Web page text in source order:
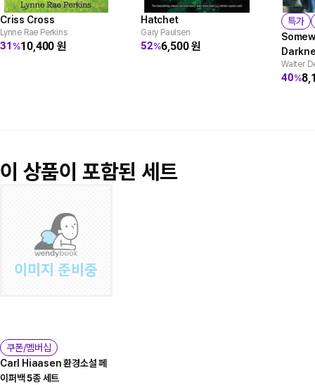
Criss Cross
Lynne Rae Perkins
31 %10,400원
Hatchet
Gary Paulsen
52%6,500원
특가
Walter
40%
이 상품이 포함된 세트
쿠폰/멤버십
Carl Hiaasen 환경소설 페
이퍼백 5종 세트